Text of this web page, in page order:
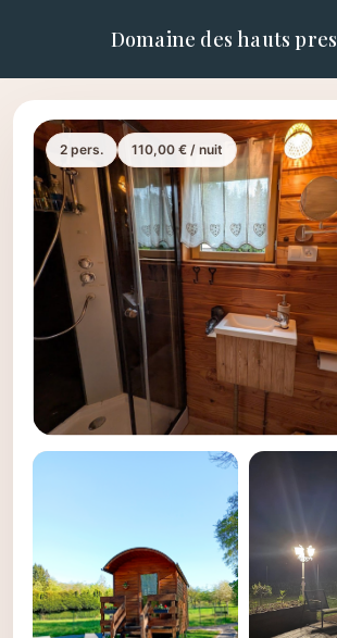
Domaine des hauts pres
2 pers. 110,00 € / nuit